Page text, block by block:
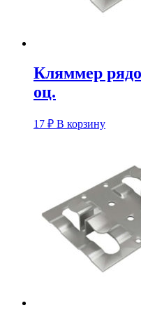
Кляммер
оц.
17 ₽ В корзину